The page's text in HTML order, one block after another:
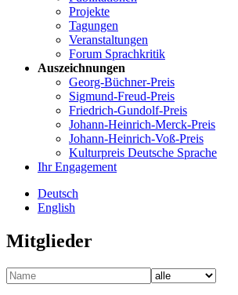
Projekte
Tagungen
Veranstaltungen
Forum Sprachkritik
Auszeichnungen
Georg-Büchner-Preis
Sigmund-Freud-Preis
Friedrich-Gundolf-Preis
Johann-Heinrich-Merck-Preis
Johann-Heinrich-Voß-Preis
Kulturpreis Deutsche Sprache
Ihr Engagement
Deutsch
English
Mitglieder